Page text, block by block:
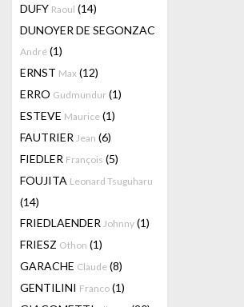
DUFY Raoul (14)
DUNOYER DE SEGONZAC
André (1)
ERNST Max (12)
ERRO Gudmundur (1)
ESTEVE Maurice (1)
FAUTRIER Jean (6)
FIEDLER François (5)
FOUJITA Leonard Tsuguharu
(14)
FRIEDLAENDER Johnny (1)
FRIESZ Othon (1)
GARACHE Claude (8)
GENTILINI Franco (1)